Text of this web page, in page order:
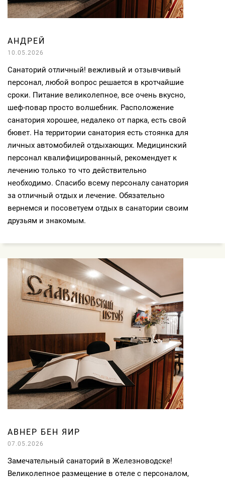
АНДРЕЙ
10.05.2026
Санаторий отличный! вежливый и отзывчивый
персонал, любой вопрос решается в кротчайшие
сроки. Питание великолепное, все очень вкусно,
шеф-повар просто волшебник. Расположение
санатория хорошее, недалеко от парка, есть свой
бювет. На территории санатория есть стоянка для
личных автомобилей отдыхающих. Медицинский
персонал квалифицированный, рекомендует к
лечению только то что действительно
необходимо. Спасибо всему персоналу санатория
за отличный отдых и лечение. Обязательно
вернемся и посоветуем отдых в санатории своим
друзьям и знакомым.
АВНЕР БЕН ЯИР
07.05.2026
Замечательный санаторий в Железноводске!
Великолепное размещение в отеле с персоналом,